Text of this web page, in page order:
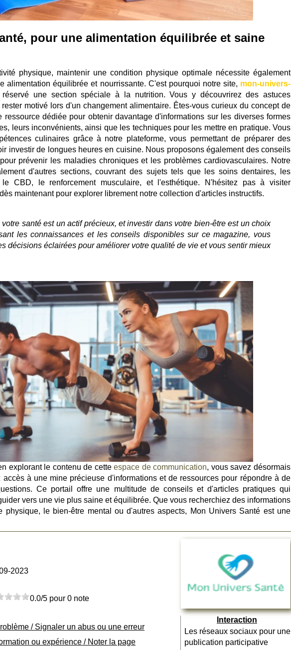
pour une alimentation équilibrée et saine
physique, maintenir une condition physique optimale nécessite également
alimentation équilibrée et nourrissante. C'est pourquoi notre site, mon-univers-
une section spéciale à la nutrition. Vous y découvrirez des astuces
motivé lors d'un changement alimentaire. Êtes-vous curieux du concept de
ressource dédiée pour obtenir davantage d'informations sur les diverses formes
leurs inconvénients, ainsi que les techniques pour les mettre en pratique. Vous
culinaires grâce à notre plateforme, vous permettant de préparer des
investir de longues heures en cuisine. Nous proposons également des conseils
prévenir les maladies chroniques et les problèmes cardiovasculaires. Notre
d'autres sections, couvrant des sujets tels que les soins dentaires, les
le CBD, le renforcement musculaire, et l'esthétique. N'hésitez pas à visiter
maintenant pour explorer librement notre collection d'articles instructifs.
santé est un actif précieux, et investir dans votre bien-être est un choix
les connaissances et les conseils disponibles sur ce magazine, vous
décisions éclairées pour améliorer votre qualité de vie et vous sentir mieux
explorant le contenu de cetteespace de communication, vous savez désormais
accès à une mine précieuse d'informations et de ressources pour répondre à de
Ce portail offre une multitude de conseils et d'articles pratiques qui
vers une vie plus saine et équilibrée. Que vous recherchiez des informations
physique, le bien-être mental ou d'autres aspects, Mon Univers Santé est une
2023
0.0/5 pour 0 note
/ Signaler un abus ou une erreur
ou expérience / Noter la page
Interaction
Les réseaux sociaux pour une
publication participative